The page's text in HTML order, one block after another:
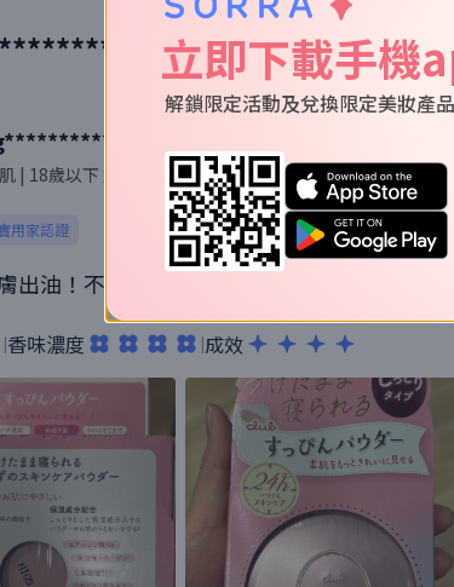
的使用評價
| 18歲以下 歲 | 76則評價
用家認證
出油！不會太過繃緊和黏！沒有刺激以及副
|香味濃度 |成效
立即下載手機
解鎖限定活動及兌換限定美妝產品